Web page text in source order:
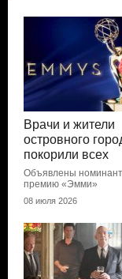
Врачи и жители
островного
покорили всех
Объявлены
премию «Эмми»
08 июля 2026